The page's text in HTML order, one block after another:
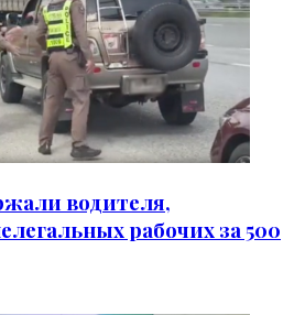
водителя,
рабочих за 500